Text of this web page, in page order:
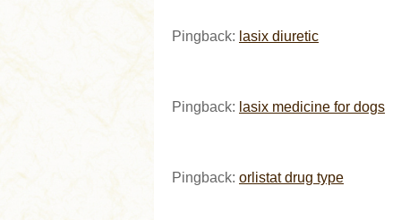
Pingback: lasix diuretic
Pingback: lasix medicine for dogs
Pingback: orlistat drug type